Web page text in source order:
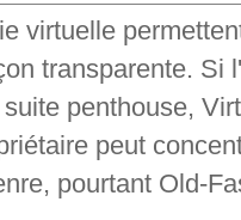
virtuelle
transparente. Si
penthouse,
peut
pourtant Old-